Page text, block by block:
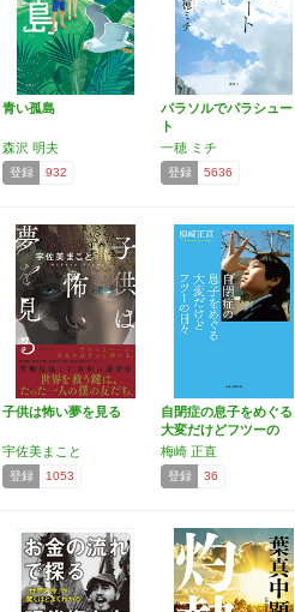
青い孤島
森沢 明夫
登録 932
パラソルでパラシュー
ト
一穂 ミチ
登録 5636
子供は怖い夢を見る
宇佐美まこと
登録 1053
自閉症の息子をめぐる
大変だけどフツーの
日々 …
梅崎 正直
登録 36